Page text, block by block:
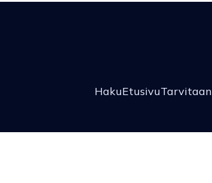
HakuEtusivuTarvitaan